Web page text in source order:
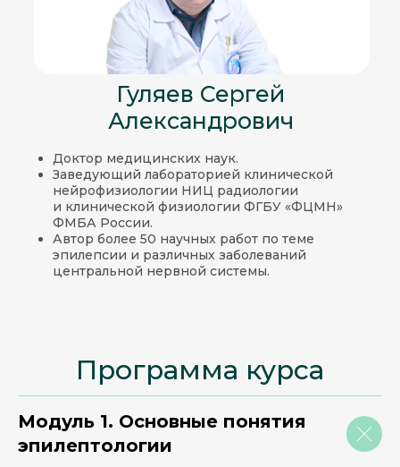
Гуляев Сергей
Александрович
Доктор медицинских наук.
Заведующий лабораторией клинической
нейрофизиологии НИЦ радиологии
и клинической физиологии ФГБУ «ФЦМН»
ФМБА России.
Автор более 50 научных работ по теме
эпилепсии и различных заболеваний
центральной нервной системы.
Программа курса
Модуль 1. Основные понятия
эпилептологии